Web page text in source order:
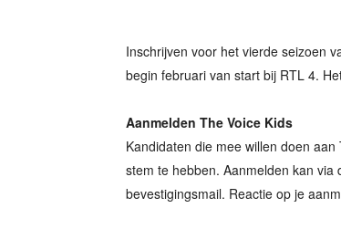
Inschrijven voor het vierde seizoen
begin februari van start bij RTL 4.
Aanmelden The Voice Kids
Kandidaten die mee willen doen
stem te hebben. Aanmelden kan via
bevestigingsmail. Reactie op je